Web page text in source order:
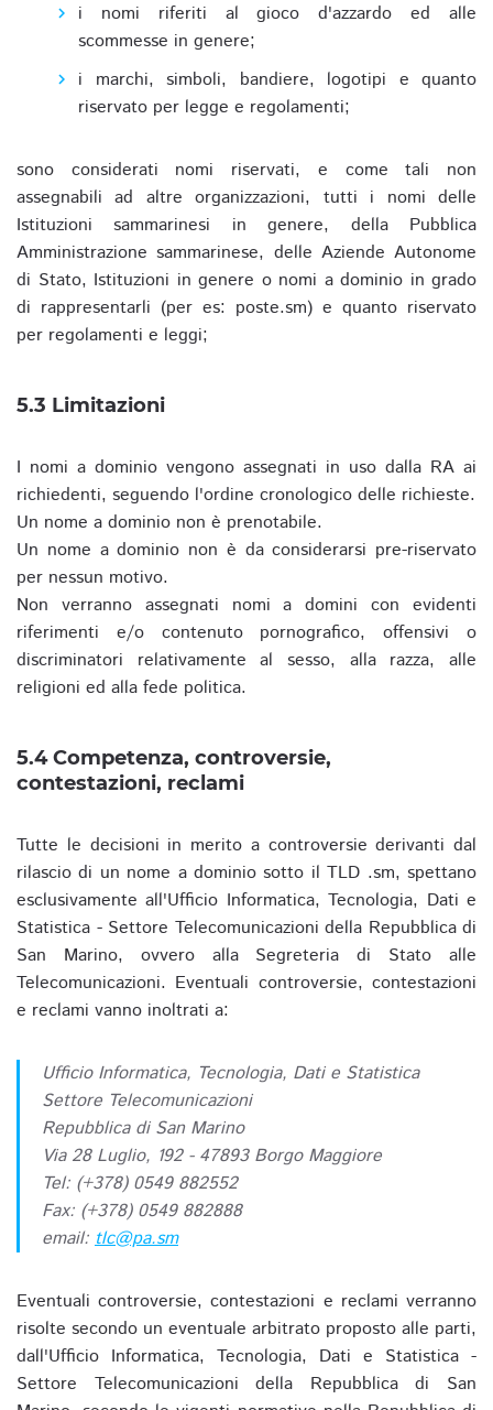
i nomi riferiti al gioco d'azzardo ed alle
scommesse in genere;
i marchi, simboli, bandiere, logotipi e quanto
riservato per legge e regolamenti;
sono considerati nomi riservati, e come tali non
assegnabili ad altre organizzazioni, tutti i nomi delle
Istituzioni sammarinesi in genere, della Pubblica
Amministrazione sammarinese, delle Aziende Autonome
di Stato, Istituzioni in genere o nomi a dominio in grado
di rappresentarli (per es: poste.sm) e quanto riservato
per regolamenti e leggi;
5.3 Limitazioni
I nomi a dominio vengono assegnati in uso dalla RA ai
richiedenti, seguendo l'ordine cronologico delle richieste.
Un nome a dominio non è prenotabile.
Un nome a dominio non è da considerarsi pre-riservato
per nessun motivo.
Non verranno assegnati nomi a domini con evidenti
riferimenti e/o contenuto pornografico, offensivi o
discriminatori relativamente al sesso, alla razza, alle
religioni ed alla fede politica.
5.4 Competenza, controversie,
contestazioni, reclami
Tutte le decisioni in merito a controversie derivanti dal
rilascio di un nome a dominio sotto il TLD .sm, spettano
esclusivamente all'Ufficio Informatica, Tecnologia, Dati e
Statistica - Settore Telecomunicazioni della Repubblica di
San Marino, ovvero alla Segreteria di Stato alle
Telecomunicazioni. Eventuali controversie, contestazioni
e reclami vanno inoltrati a:
Ufficio Informatica, Tecnologia, Dati e Statistica
Settore Telecomunicazioni
Repubblica di San Marino
Via 28 Luglio, 192 - 47893 Borgo Maggiore
Tel: (+378) 0549 882552
Fax: (+378) 0549 882888
email: tlc@pa.sm
Eventuali controversie, contestazioni e reclami verranno
risolte secondo un eventuale arbitrato proposto alle parti,
dall'Ufficio Informatica, Tecnologia, Dati e Statistica -
Settore Telecomunicazioni della Repubblica di San